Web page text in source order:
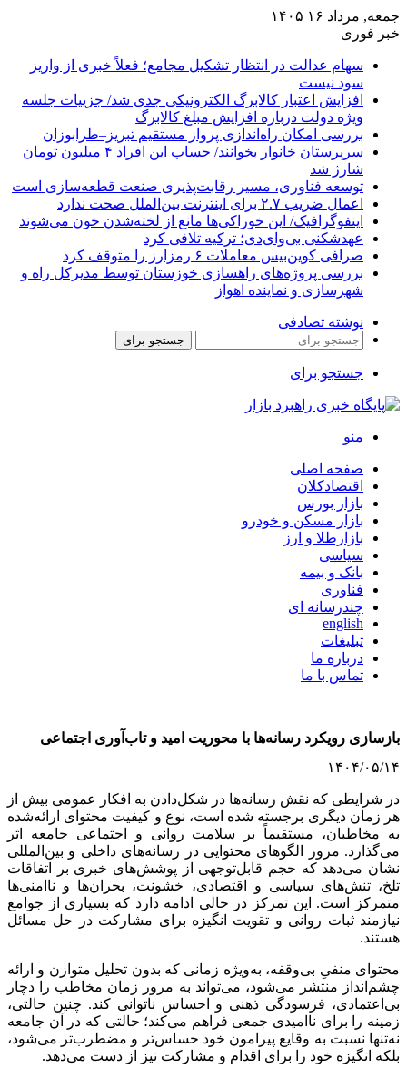
جمعه, مرداد ۱۶ ۱۴۰۵
خبر فوری
سهام عدالت در انتظار تشکیل مجامع؛ فعلاً خبری از واریز
سود نیست
افزایش اعتبار کالابرگ الکترونیکی جدی شد/ جزییات جلسه
ویژه دولت درباره افزایش مبلغ کالابرگ
بررسی امکان راه‌اندازی پرواز مستقیم تبریز–طرابوزان
سرپرستان خانوار بخوانند/ حساب این افراد ۴ میلیون تومان
شارژ شد
توسعه فناوری، مسیر رقابت‌پذیری صنعت قطعه‌سازی است
اعمال ضریب ۲.۷ برای اینترنت بین‌الملل صحت ندارد
اینفوگرافیک/ این خوراکی‌ها مانع از لخته‌شدن خون می‌شوند
عهدشکنی بی‌وای‌دی؛ ترکیه تلافی کرد
صرافی کوین‌بیس معاملات ۶ رمزارز را متوقف کرد
بررسی پروژه‌های راهسازی خوزستان توسط مدیرکل راه و
شهرسازی و نماینده اهواز
نوشته تصادفی
جستجو برای
جستجو برای
منو
صفحه اصلی
اقتصادکلان
بازار بورس
بازار مسکن و خودرو
بازارطلا و ارز
سیاسی
بانک و بیمه
فناوری
چندرسانه ای
english
تبلیغات
درباره ما
تماس با ما
بازسازی رویکرد رسانه‌ها با محوریت امید و تاب‌آوری اجتماعی
۱۴۰۴/۰۵/۱۴
در شرایطی که نقش رسانه‌ها در شکل‌دادن به افکار عمومی بیش از
هر زمان دیگری برجسته شده است، نوع و کیفیت محتوای ارائه‌شده
به مخاطبان، مستقیماً بر سلامت روانی و اجتماعی جامعه اثر
می‌گذارد. مرور الگوهای محتوایی در رسانه‌های داخلی و بین‌المللی
نشان می‌دهد که حجم قابل‌توجهی از پوشش‌های خبری بر اتفاقات
تلخ، تنش‌های سیاسی و اقتصادی، خشونت، بحران‌ها و ناامنی‌ها
متمرکز است. این تمرکز در حالی ادامه دارد که بسیاری از جوامع
نیازمند ثبات روانی و تقویت انگیزه برای مشارکت در حل مسائل
هستند.
محتوای منفیِ بی‌وقفه، به‌ویژه زمانی که بدون تحلیل متوازن و ارائه
چشم‌انداز منتشر می‌شود، می‌تواند به مرور زمان مخاطب را دچار
بی‌اعتمادی، فرسودگی ذهنی و احساس ناتوانی کند. چنین حالتی،
زمینه را برای ناامیدی جمعی فراهم می‌کند؛ حالتی که در آن جامعه
نه‌تنها نسبت به وقایع پیرامون خود حساس‌تر و مضطرب‌تر می‌شود،
بلکه انگیزه خود را برای اقدام و مشارکت نیز از دست می‌دهد.